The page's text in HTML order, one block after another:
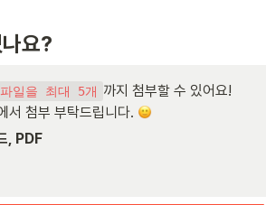
요?
일을 최대 5개 까지 첨부할 수 있어요!
첨부 부탁드립니다.
, PDF